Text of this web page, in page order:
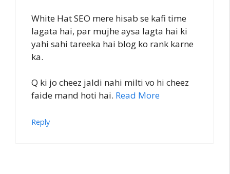
White Hat SEO mere hisab se kafi time
lagata hai, par mujhe aysa lagta hai ki
yahi sahi tareeka hai blog ko rank karne
ka.
Q ki jo cheez jaldi nahi milti vo hi cheez
faide mand hoti hai. Read More
Reply